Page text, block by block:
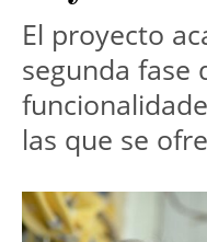
El proyecto
segunda fase
las que se